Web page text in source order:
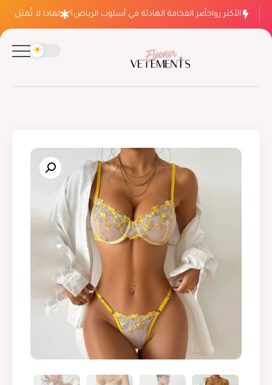
الأكثر رواجاً
لماذا ينتصر الفخامة الهادئة في أسلوب الرياض؟ لماذا لا تُمثل